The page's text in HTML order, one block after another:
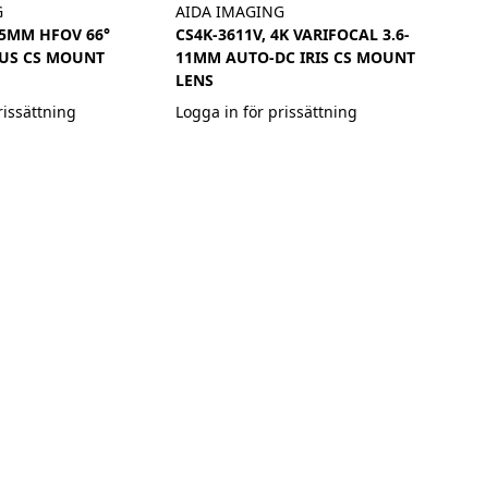
HFOV 66°
CS MOUNT
AIDA IMAGING
CS4K-3611V, 4K VARIFOCAL 3.6-
11MM AUTO-DC IRIS CS MOUNT
LENS
Logga in för prissättning